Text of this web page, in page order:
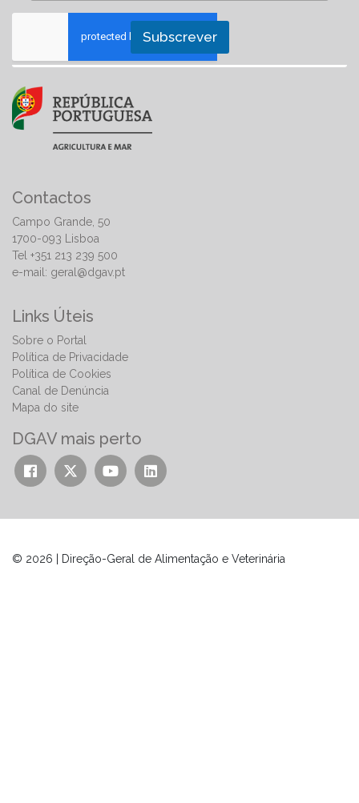
Subscrever
Contactos
Campo Grande, 50
1700-093 Lisboa
Tel +351 213 239 500
e-mail: geral@dgav.pt
Links Úteis
Sobre o Portal
Política de Privacidade
Política de Cookies
Canal de Denúncia
Mapa do site
DGAV mais perto
© 2026 | Direção-Geral de Alimentação e Veterinária